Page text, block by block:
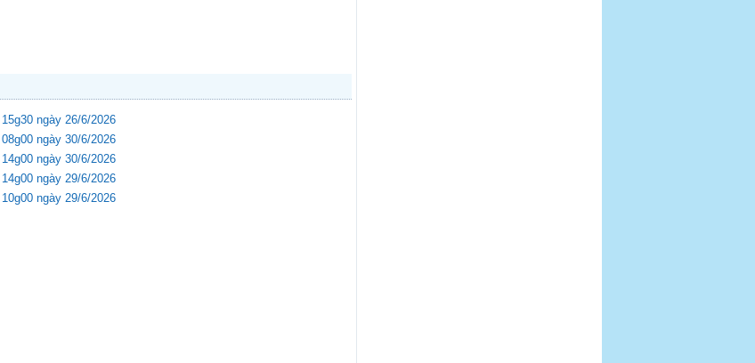
ngày 26/6/2026
ngày 30/6/2026
ngày 30/6/2026
ngày 29/6/2026
ngày 29/6/2026